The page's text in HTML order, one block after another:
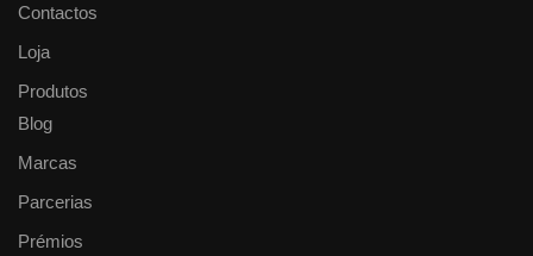
Contactos
Loja
Produtos
Blog
Marcas
Parcerias
Prémios